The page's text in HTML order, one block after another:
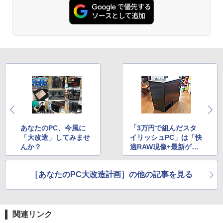
あなたのPC、今風に
「大改造」してみませ
んか？
「3万円で組んだスタ
イリッシュPC」は「快
適RAW現像+最新ゲー
ムPC」になるか？（後
［あなたのPC大改造計画］の他の記事を見る
関連リンク